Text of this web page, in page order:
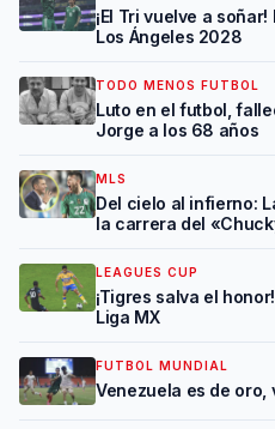
¡El Tri vuelve a
Los Ángeles 2028
TODO MENOS FUTBOL
Luto en el futbol,
Jorge a los 68 años
MLS
Del cielo al infierno:
la carrera del
LEAGUES CUP
¡Tigres salva el
Liga MX
FUTBOL MUNDIAL
Venezuela es de